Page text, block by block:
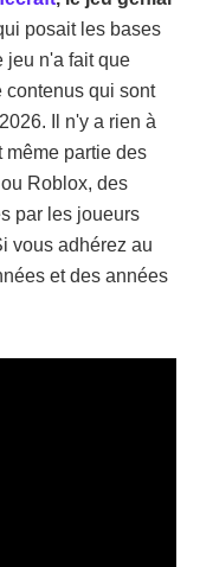
posait les bases
jeu n'a fait que
contenus qui sont
Il n'y a rien à
même partie des
Roblox, des
par les joueurs
vous adhérez au
et des années